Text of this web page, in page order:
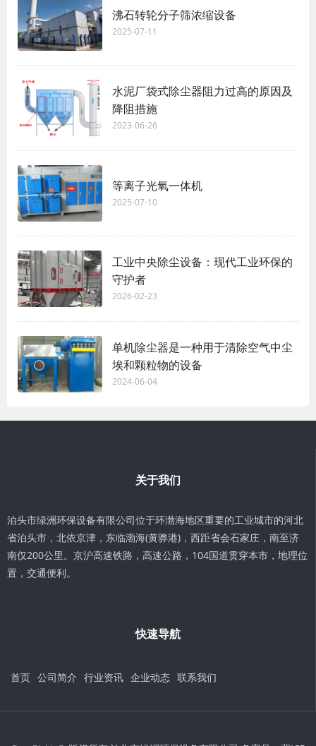
沸石转轮分子筛浓缩设备
2025-07-11
水泥厂袋式除尘器阻力过高的原因及
降阻措施
2023-06-26
等离子光氧一体机
2025-07-10
工业中央除尘设备：现代工业环保的
守护者
2026-02-23
单机除尘器是一种用于清除空气中尘
埃和颗粒物的设备
2024-06-04
关于我们
泊头市绿洲环保设备有限公司位于环渤海地区重要的工业城市的河北
省泊头市，北依京津，东临渤海(黄骅港)，西距省会石家庄，南至济
南仅200公里。京沪高速铁路，高速公路，104国道贯穿本市，地理位
置，交通便利。
快速导航
首页 公司简介 行业资讯 企业动态 联系我们